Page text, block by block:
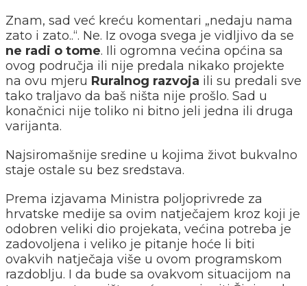
Znam, sad već kreću komentari „nedaju nama
zato i zato..“. Ne. Iz ovoga svega je vidljivo da se
ne radi o tome. Ili ogromna većina općina sa
ovog područja ili nije predala nikako projekte
na ovu mjeru Ruralnog razvoja ili su predali sve
tako traljavo da baš ništa nije prošlo. Sad u
konačnici nije toliko ni bitno jeli jedna ili druga
varijanta.
Najsiromašnije sredine u kojima život bukvalno
staje ostale su bez sredstava.
Prema izjavama Ministra poljoprivrede za
hrvatske medije sa ovim natječajem kroz koji je
odobren veliki dio projekata, većina potreba je
zadovoljena i veliko je pitanje hoće li biti
ovakvih natječaja više u ovom programskom
razdoblju. I da bude sa ovakvom situacijom na